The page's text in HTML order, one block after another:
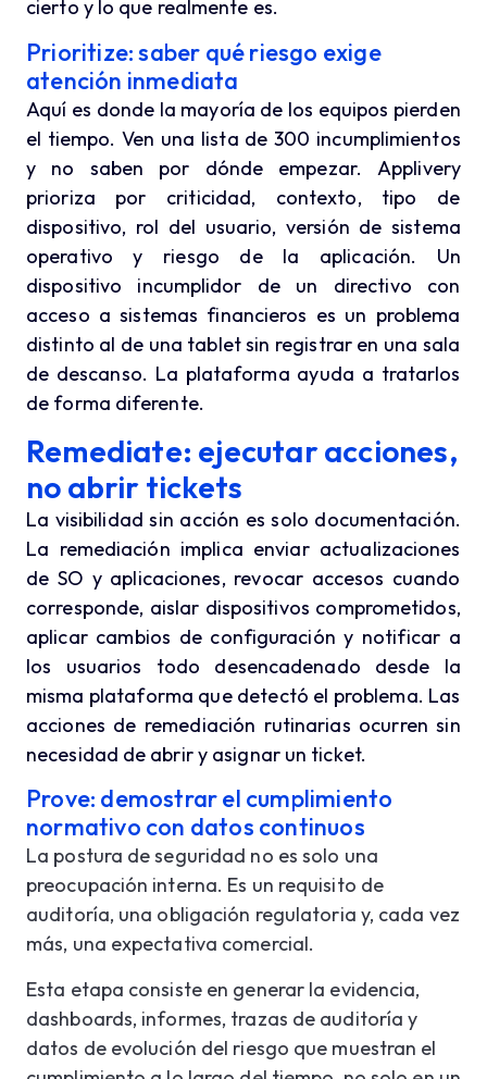
cierto y lo que realmente es.
Prioritize: saber qué riesgo exige
atención inmediata
Aquí es donde la mayoría de los equipos pierden
el tiempo. Ven una lista de 300 incumplimientos
y no saben por dónde empezar. Applivery
prioriza por criticidad, contexto, tipo de
dispositivo, rol del usuario, versión de sistema
operativo y riesgo de la aplicación. Un
dispositivo incumplidor de un directivo con
acceso a sistemas financieros es un problema
distinto al de una tablet sin registrar en una sala
de descanso. La plataforma ayuda a tratarlos
de forma diferente.
Remediate: ejecutar acciones,
no abrir tickets
La visibilidad sin acción es solo documentación.
La remediación implica enviar actualizaciones
de SO y aplicaciones, revocar accesos cuando
corresponde, aislar dispositivos comprometidos,
aplicar cambios de configuración y notificar a
los usuarios todo desencadenado desde la
misma plataforma que detectó el problema. Las
acciones de remediación rutinarias ocurren sin
necesidad de abrir y asignar un ticket.
Prove: demostrar el cumplimiento
normativo con datos continuos
La postura de seguridad no es solo una
preocupación interna. Es un requisito de
auditoría, una obligación regulatoria y, cada vez
más, una expectativa comercial.
Esta etapa consiste en generar la evidencia,
dashboards, informes, trazas de auditoría y
datos de evolución del riesgo que muestran el